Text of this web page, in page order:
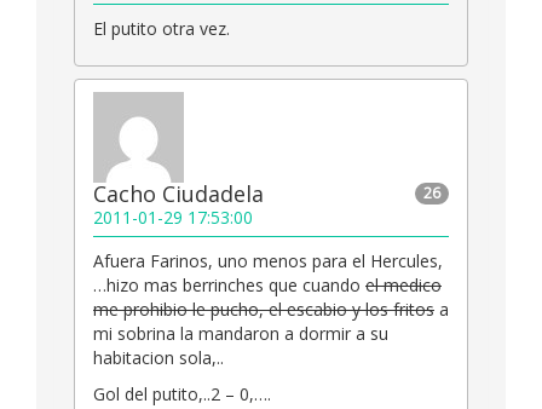
El putito otra vez.
26
Cacho Ciudadela
2011-01-29 17:53:00
Afuera Farinos, uno menos para el Hercules,
…hizo mas berrinches que cuando el medico
me prohibio le pucho, el escabio y los fritos a
mi sobrina la mandaron a dormir a su
habitacion sola,..
Gol del putito,..2 – 0,….